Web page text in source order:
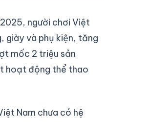
người chơi Việt
giày và phụ kiện, tăng
mốc 2 triệu sản
hoạt động thể thao
Nam chưa có hệ